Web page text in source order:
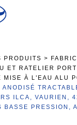
PRODUITS >
ET RATELIER
MISE À L'EAU ALU
ANODISÉ
ILCA, VAURIEN,
BASSE PRESSION,